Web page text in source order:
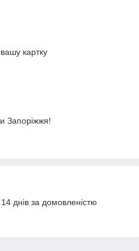
картку
Запоріжжя!
днів за домовленістю